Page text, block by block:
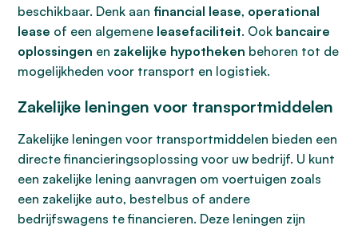
beschikbaar. Denk aan financial lease, operational
lease of een algemene leasefaciliteit. Ook bancaire
oplossingen en zakelijke hypotheken behoren tot de
mogelijkheden voor transport en logistiek.
Zakelijke leningen voor transportmiddelen
Zakelijke leningen voor transportmiddelen bieden een
directe financieringsoplossing voor uw bedrijf. U kunt
een zakelijke lening aanvragen om voertuigen zoals
een zakelijke auto, bestelbus of andere
bedrijfswagens te financieren. Deze leningen zijn